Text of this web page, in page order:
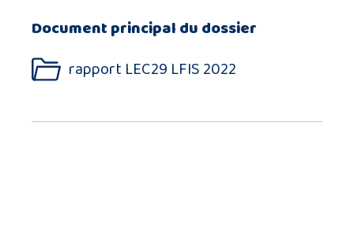
Document principal du dossier
rapport LEC29 LFIS 2022